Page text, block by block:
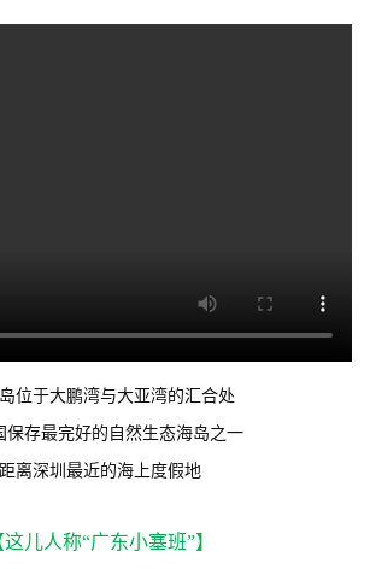
位于大鹏湾与大亚湾的汇合处
保存最完好的自然生态海岛之一
距离深圳最近的海上度假地
这儿人称“广东小塞班”】